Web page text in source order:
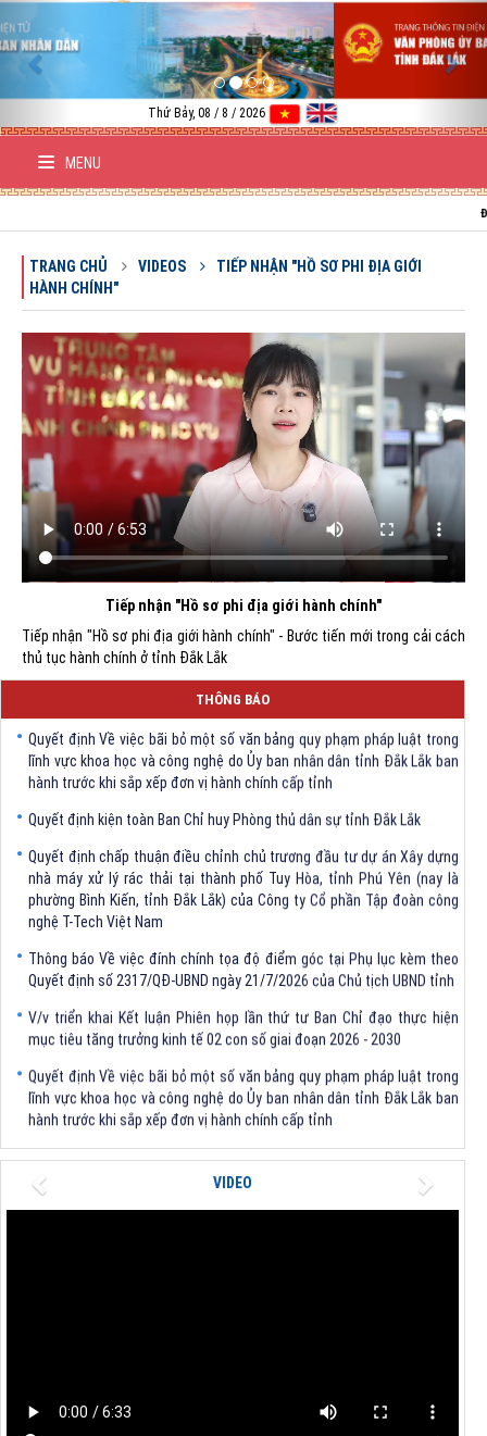
Thứ Bảy, 08 / 8 / 2026
MENU
ĐẤT
TRANG CHỦ VIDEOS
TIẾP NHẬN "HỒ SƠ PHI ĐỊA GIỚI
HÀNH CHÍNH"
Tiếp nhận "Hồ sơ phi địa giới hành chính"
Tiếp nhận "Hồ sơ phi địa giới hành chính" - Bước tiến mới trong cải cách
thủ tục hành chính ở tỉnh Đắk Lắk
THÔNG BÁO
lĩnh vực khoa học và công nghệ do Ủy ban nhân dân tỉnh Đắk Lắk ban
hành trước khi sắp xếp đơn vị hành chính cấp tỉnh
nhà máy xử lý rác thải tại thành phố Tuy Hòa, tỉnh Phú Yên (nay là
phường Bình Kiến, tỉnh Đắk Lắk) của Công ty Cổ phần Tập đoàn công
nghệ T-Tech Việt Nam
Thông báo Về việc đính chính tọa độ điểm góc tại Phụ lục kèm theo
Quyết định số 2317/QĐ-UBND ngày 21/7/2026 của Chủ tịch UBND tỉnh
V/v triển khai Kết luận Phiên họp lần thứ tư Ban Chỉ đạo thực hiện
mục tiêu tăng trưởng kinh tế 02 con số giai đoạn 2026 - 2030
lĩnh vực khoa học và công nghệ do Ủy ban nhân dân tỉnh Đắk Lắk ban
hành trước khi sắp xếp đơn vị hành chính cấp tỉnh
Quyết định kiện toàn Ban Chỉ huy Phòng thủ dân sự tỉnh Đắk Lắk
Quyết định chấp thuận điều chỉnh chủ trương đầu tư dự án Xây dựng
VIDEO
Previous Next